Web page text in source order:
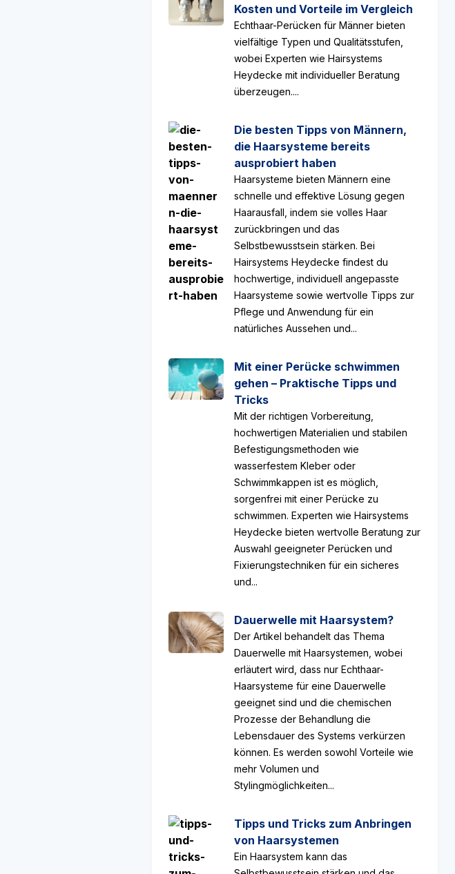
Kosten und Vorteile im Vergleich
Echthaar-Perücken für Männer bieten
vielfältige Typen und Qualitätsstufen,
wobei Experten wie Hairsystems
Heydecke mit individueller Beratung
überzeugen....
Die besten Tipps von Männern,
die Haarsysteme bereits
ausprobiert haben
Haarsysteme bieten Männern eine
schnelle und effektive Lösung gegen
Haarausfall, indem sie volles Haar
zurückbringen und das
Selbstbewusstsein stärken. Bei
Hairsystems Heydecke findest du
hochwertige, individuell angepasste
Haarsysteme sowie wertvolle Tipps zur
Pflege und Anwendung für ein
natürliches Aussehen und...
Mit einer Perücke schwimmen
gehen – Praktische Tipps und
Tricks
Mit der richtigen Vorbereitung,
hochwertigen Materialien und stabilen
Befestigungsmethoden wie
wasserfestem Kleber oder
Schwimmkappen ist es möglich,
sorgenfrei mit einer Perücke zu
schwimmen. Experten wie Hairsystems
Heydecke bieten wertvolle Beratung zur
Auswahl geeigneter Perücken und
Fixierungstechniken für ein sicheres
und...
Dauerwelle mit Haarsystem?
Der Artikel behandelt das Thema
Dauerwelle mit Haarsystemen, wobei
erläutert wird, dass nur Echthaar-
Haarsysteme für eine Dauerwelle
geeignet sind und die chemischen
Prozesse der Behandlung die
Lebensdauer des Systems verkürzen
können. Es werden sowohl Vorteile wie
mehr Volumen und
Stylingmöglichkeiten...
Tipps und Tricks zum Anbringen
von Haarsystemen
Ein Haarsystem kann das